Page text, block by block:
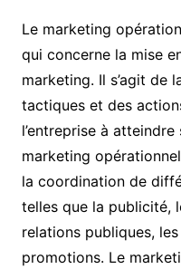
Le marketing
qui concerne la mise
marketing. Il s’agit de
tactiques et des
l’entreprise à
marketing
la coordination de
telles que la publicité,
relations publiques,
promotions. Le